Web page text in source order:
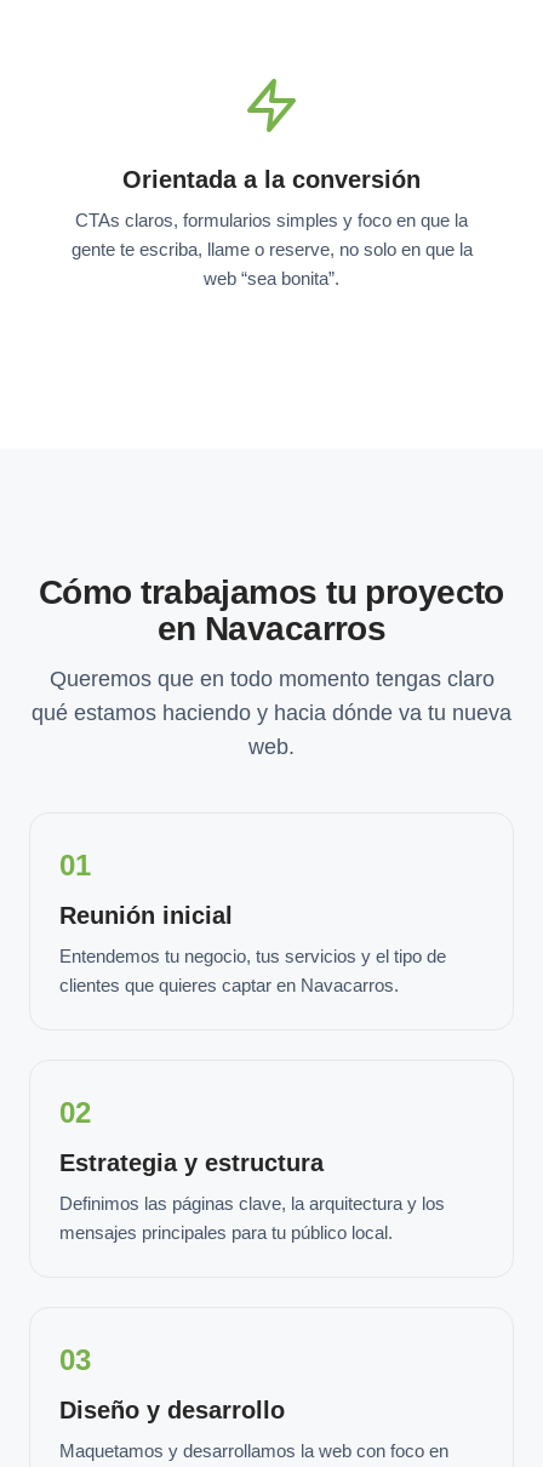
Orientada a la conversión
CTAs claros, formularios simples y foco en que la
gente te escriba, llame o reserve, no solo en que la
web “sea bonita”.
Cómo trabajamos tu proyecto
en Navacarros
Queremos que en todo momento tengas claro
qué estamos haciendo y hacia dónde va tu nueva
web.
01
Reunión inicial
Entendemos tu negocio, tus servicios y el tipo de
clientes que quieres captar en Navacarros.
02
Estrategia y estructura
Definimos las páginas clave, la arquitectura y los
mensajes principales para tu público local.
03
Diseño y desarrollo
Maquetamos y desarrollamos la web con foco en